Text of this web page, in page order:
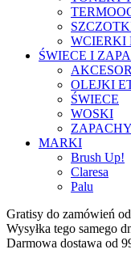
WCIERKI
ŚWIECE I
OLEJKI
ŚWIECE
WOSKI
MARKI
Brush Up!
Claresa
Palu
Gratisy do zamówień
Wysyłka tego samego
Darmowa dostawa od